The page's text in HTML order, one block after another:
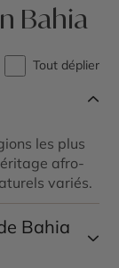
Bahia
Tout déplier
les plus
afro-
variés.
Bahia